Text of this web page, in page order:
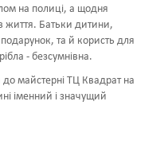
на полиці, а щодня
життя. Батьки дитини,
та й користь для
- безсумнівна.
майстерні ТЦ Квадрат на
іменний і значущий